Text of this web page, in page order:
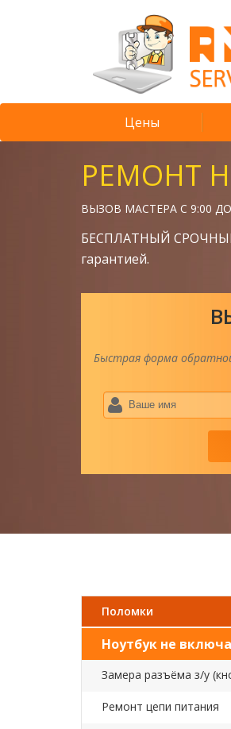
Цены
РЕМОНТ
ВЫЗОВ МАСТЕРА С 9:00 ДО
БЕСПЛАТНЫЙ
гарантией.
Быстрая форма
Поломки
Ноутбук не
Замера разъёма з/у
Ремонт цепи питания